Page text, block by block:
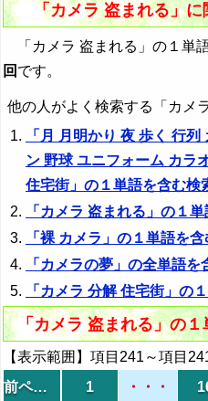
「カメラ 盗まれる」
「カメラ 盗まれる」の１単
回 です。
他の人がよく検索する「カメ
「月 月明かり 夜 歩く 行
ン 野球 ユニフォーム カラ
住宅街」の１単語を含む検
「カメラ 盗まれる」の１
「裸 カメラ」の１単語を
「カメラの夢」の全単語を
「カメラ 分解 住宅街」の
「カメラ 盗まれる」の
【表示範囲】項目241～項目
前ページ
1 ・・・